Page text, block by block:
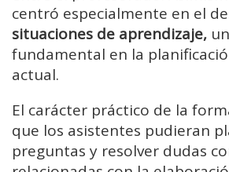
centró especialmente en el
situaciones de aprendizaje,
fundamental en la
actual.
El carácter práctico de la
que los asistentes pudieran
preguntas y resolver dudas